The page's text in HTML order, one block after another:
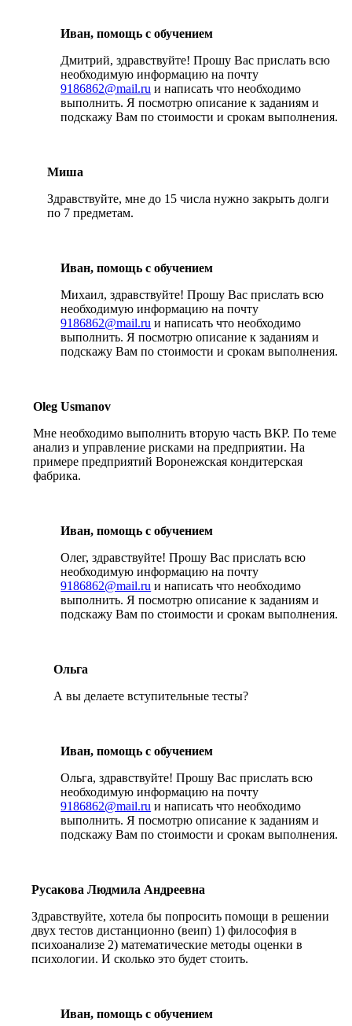
Иван, помощь с обучением
Дмитрий, здравствуйте! Прошу Вас прислать всю
необходимую информацию на почту
9186862@mail.ru и написать что необходимо
выполнить. Я посмотрю описание к заданиям и
подскажу Вам по стоимости и срокам выполнения.
Миша
Здравствуйте, мне до 15 числа нужно закрыть долги
по 7 предметам.
Иван, помощь с обучением
Михаил, здравствуйте! Прошу Вас прислать всю
необходимую информацию на почту
9186862@mail.ru и написать что необходимо
выполнить. Я посмотрю описание к заданиям и
подскажу Вам по стоимости и срокам выполнения.
Oleg Usmanov
Мне необходимо выполнить вторую часть ВКР. По теме
анализ и управление рисками на предприятии. На
примере предприятий Воронежская кондитерская
фабрика.
Иван, помощь с обучением
Олег, здравствуйте! Прошу Вас прислать всю
необходимую информацию на почту
9186862@mail.ru и написать что необходимо
выполнить. Я посмотрю описание к заданиям и
подскажу Вам по стоимости и срокам выполнения.
Ольга
А вы делаете вступительные тесты?
Иван, помощь с обучением
Ольга, здравствуйте! Прошу Вас прислать всю
необходимую информацию на почту
9186862@mail.ru и написать что необходимо
выполнить. Я посмотрю описание к заданиям и
подскажу Вам по стоимости и срокам выполнения.
Русакова Людмила Андреевна
Здравствуйте, хотела бы попросить помощи в решении
двух тестов дистанционно (веип) 1) философия в
психоанализе 2) математические методы оценки в
психологии. И сколько это будет стоить.
Иван, помощь с обучением